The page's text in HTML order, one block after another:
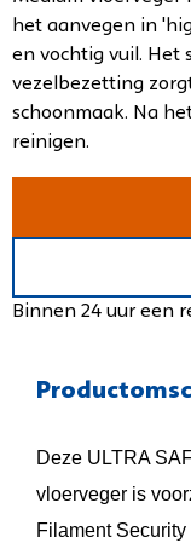
het aanvegen in
en vochtig vuil. Het
vezelbezetting
schoonmaak. Na
reinigen.
Binnen 24 uur een
Deze ULTRA
vloerveger is
Filament